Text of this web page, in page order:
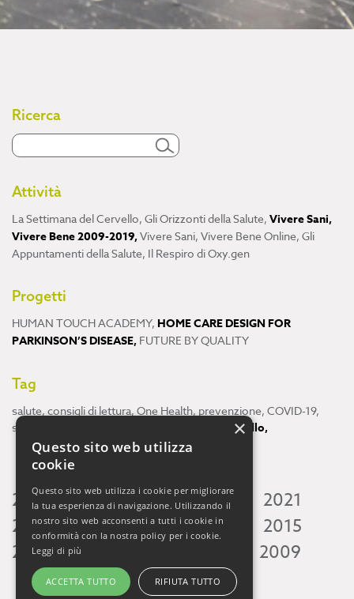
Ricerca
Attività
La Settimana del Cervello, Gli Orizzonti della Salute, Vivere Sani,
Vivere Bene 2009-2019,Vivere Sani, Vivere Bene Online, Gli
Appuntamenti della Salute, Il Respiro di Oxy.gen
Progetti
HUMAN TOUCH ACADEMY, HOME CARE DESIGN FOR
PARKINSON’S DISEASE, FUTURE BY QUALITY
Tag
salute, consigli di lettura, One Health, prevenzione, COVID-19,
scienza
cervello,
2026 2025 2024 2023 2022
2021
2020 2019 2018 2017 2016
2015
2014 2013 2009
×
Questo sito web utilizza
cookie
Questo sito web utilizza i cookie per migliorare
la tua esperienza di navigazione. Utilizzando il
nostro sito web acconsenti a tutti i cookie in
conformità con la nostra policy per i cookie.
Leggi di più
ACCETTA TUTTO RIFIUTA TUTTO